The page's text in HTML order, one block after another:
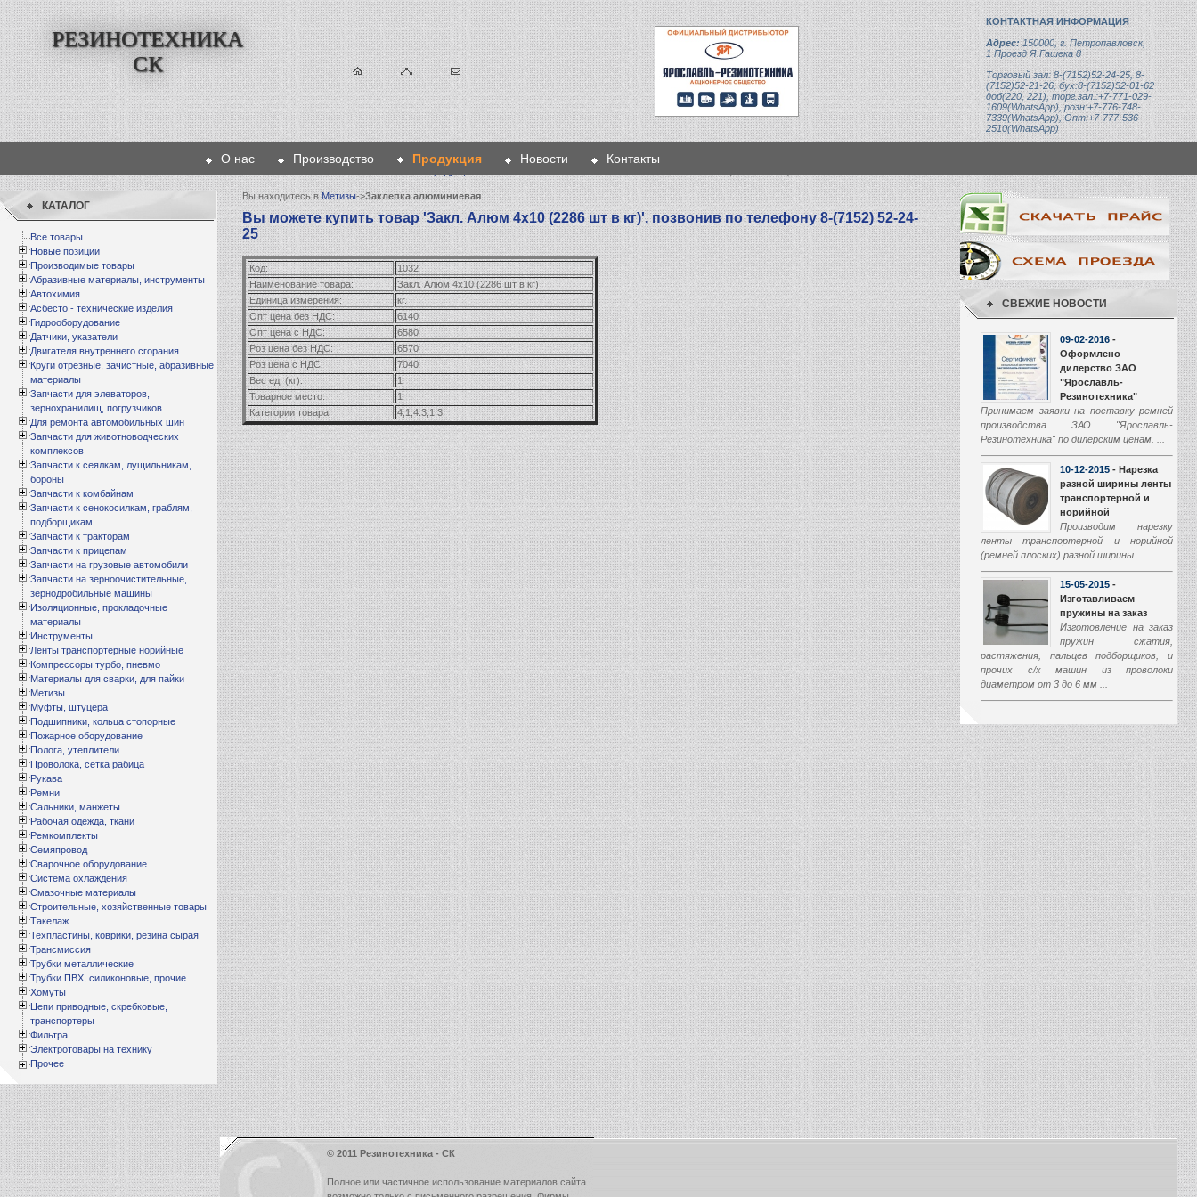
РЕЗИНОТЕХНИКА
СК
КОНТАКТНАЯ ИНФОРМАЦИЯ
Адрес:150000, г. Петропавловск,
1 Проезд Я.Гашека 8
Торговый зал: 8-(7152)52-24-25, 8-
(7152)52-21-26, бух:8-(7152)52-01-62
доб(220, 221), торг.зал.:+7-771-029-
1609(WhatsApp), розн:+7-776-748-
7339(WhatsApp), Опт:+7-777-536-
2510(WhatsApp)
О нас Производство Продукция Новости Контакты
КАТАЛОГ
Все товары
Новые позиции
Производимые товары
Абразивные материалы, инструменты
Автохимия
Асбесто - технические изделия
Гидрооборудование
Датчики, указатели
Двигателя внутреннего сгорания
Круги отрезные, зачистные, абразивные
материалы
Запчасти для элеваторов,
зернохранилищ, погрузчиков
Для ремонта автомобильных шин
Запчасти для животноводческих
комплексов
Запчасти к сеялкам, лущильникам,
бороны
Запчасти к комбайнам
Запчасти к сенокосилкам, граблям,
подборщикам
Запчасти к тракторам
Запчасти к прицепам
Запчасти на грузовые автомобили
Запчасти на зерноочистительные,
зернодробильные машины
Изоляционные, прокладочные
материалы
Инструменты
Ленты транспортёрные норийные
Компрессоры турбо, пневмо
Материалы для сварки, для пайки
Метизы
Муфты, штуцера
Подшипники, кольца стопорные
Пожарное оборудование
Полога, утеплители
Проволока, сетка рабица
Рукава
Ремни
Сальники, манжеты
Рабочая одежда, ткани
Ремкомплекты
Семяпровод
Сварочное оборудование
Система охлаждения
Смазочные материалы
Строительные, хозяйственные товары
Такелаж
Техпластины, коврики, резина сырая
Трансмиссия
Трубки металлические
Трубки ПВХ, силиконовые, прочие
Хомуты
Цепи приводные, скребковые,
транспортеры
Фильтра
Электротовары на технику
Прочее
Вы находитесь вМетизы->Заклепка алюминиевая
Вы можете купить товар 'Закл. Алюм 4х10 (2286 шт в кг)', позвонив по телефону 8-(7152) 52-24-
25
Код:
1032
Наименование товара:
Закл. Алюм 4х10 (2286 шт в кг)
Единица измерения:
кг.
Опт цена без НДС:
6140
Опт цена с НДС:
6580
Роз цена без НДС:
6570
Роз цена с НДС:
7040
Вес ед. (кг):
1
Товарное место:
1
Категории товара:
4,1,4.3,1.3
СВЕЖИЕ НОВОСТИ
09-02-2016 -
Оформлено
дилерство ЗАО
"Ярославль-
Резинотехника"
Принимаем заявки на поставку ремней
производства ЗАО "Ярославль-
Резинотехника" по дилерским ценам. ...
10-12-2015 - Нарезка
разной ширины ленты
транспортерной и
норийной
Производим нарезку
ленты транспортерной и норийной
(ремней плоских) разной ширины ...
15-05-2015 -
Изготавливаем
пружины на заказ
Изготовление на заказ
пружин сжатия,
растяжения, пальцев подборщиков, и
прочих с/х машин из проволоки
диаметром от 3 до 6 мм ...
Производство
транспортеров
наклонной камеры
Начали производство
транспортеров наклонной камеры (ТНК)
комбайнов Енисей, Нива. ...
13-01-2024 -
Изготовление сетки
рабица
Изготавливаем сетку
рабица под заказ по
заданным размерам ...
© 2011 Резинотехника - СК
Полное или частичное использование материалов сайта